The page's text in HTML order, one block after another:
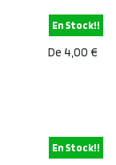
De 4,00 €
En Stock!!
En Stock!!